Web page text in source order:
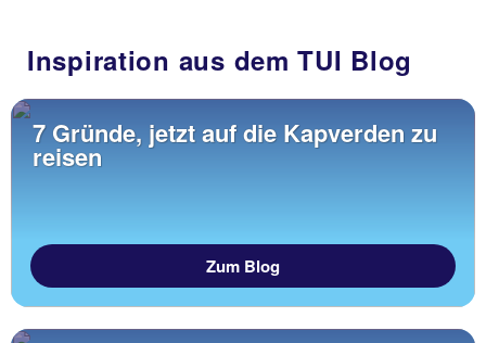
Inspiration aus dem TUI Blog
7 Gründe, jetzt auf die Kapverden zu
reisen
Zum Blog